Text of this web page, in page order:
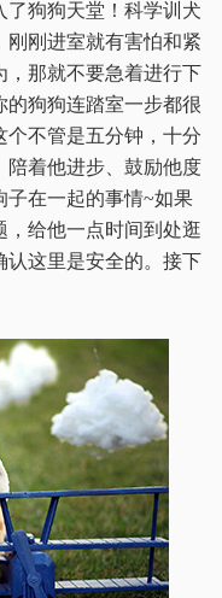
了狗狗天堂！科学训犬
刚进室就有害怕和紧
那就不要急着进行下
狗狗连踏室一步都很
个不管是五分钟，十分
着他进步、鼓励他度
子在一起的事情~如果
给他一点时间到处逛
这里是安全的。接下